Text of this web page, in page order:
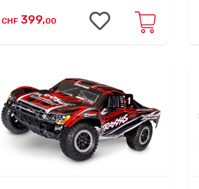
CHF 399,00